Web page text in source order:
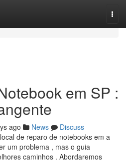
em SP :
ago News
Discuss
de reparo de notebooks em a
um problema , mas o guia
caminhos . Abordaremos